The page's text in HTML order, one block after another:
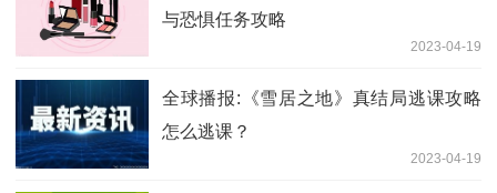
与恐惧任务攻略
2023-04-19
全球播报:《雪居之地》真结局逃课攻略
怎么逃课？
2023-04-19